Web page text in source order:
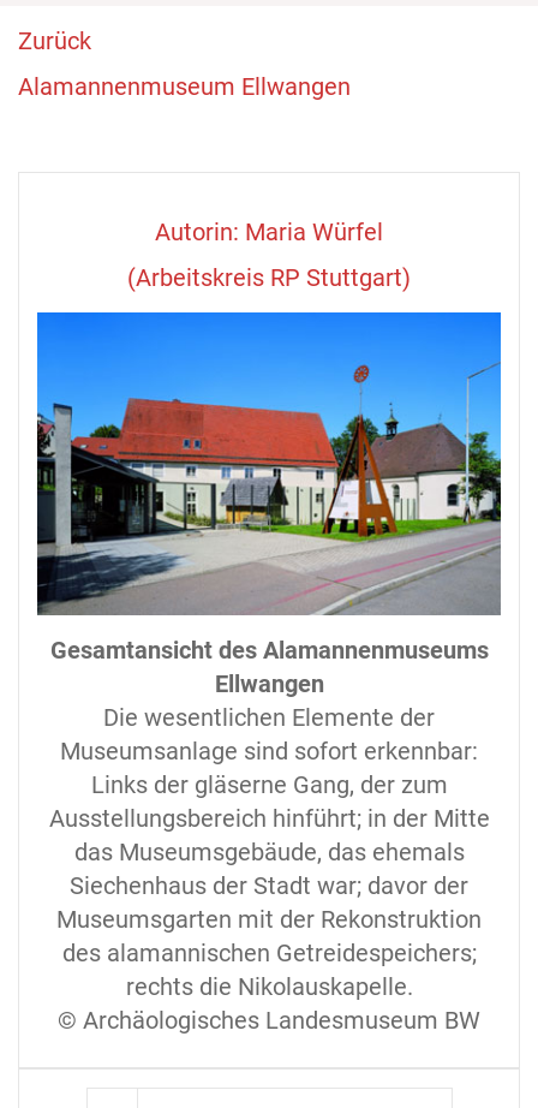
Zurück
Alamannenmuseum Ellwangen
Autorin: Maria Würfel
(Arbeitskreis RP Stuttgart)
Gesamtansicht des Alamannenmuseums
Ellwangen
Die wesentlichen Elemente der
Museumsanlage sind sofort erkennbar:
Links der gläserne Gang, der zum
Ausstellungsbereich hinführt; in der Mitte
das Museumsgebäude, das ehemals
Siechenhaus der Stadt war; davor der
Museumsgarten mit der Rekonstruktion
des alamannischen Getreidespeichers;
rechts die Nikolauskapelle.
© Archäologisches Landesmuseum BW